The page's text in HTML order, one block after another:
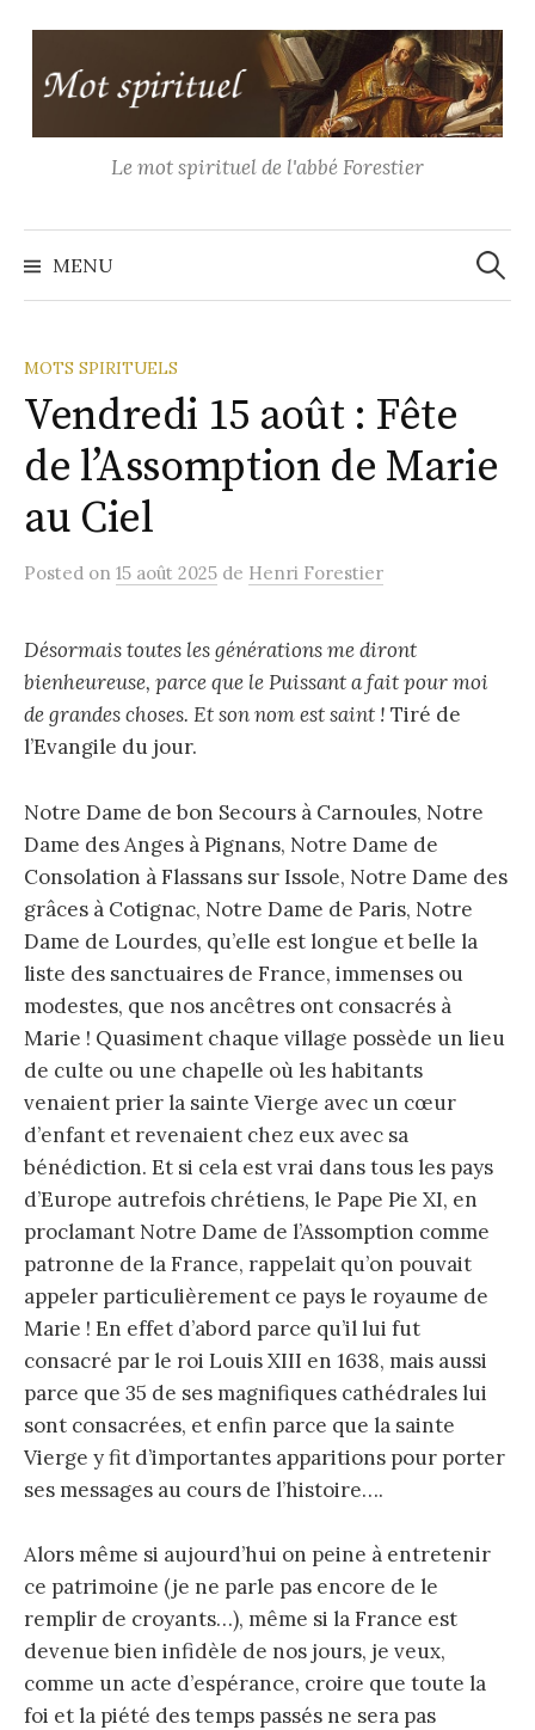
contenu
Le mot spirituel de l'abbé Forestier
MENU
MOTS SPIRITUELS
Vendredi 15 août : Fête
de l’Assomption de Marie
au Ciel
Posted on 15 août 2025 de Henri Forestier
Désormais toutes les générations me diront
bienheureuse, parce que le Puissant a fait pour moi
de grandes choses. Et son nom est saint ! Tiré de
l’Evangile du jour.
Notre Dame de bon Secours à Carnoules, Notre
Dame des Anges à Pignans, Notre Dame de
Consolation à Flassans sur Issole, Notre Dame des
grâces à Cotignac, Notre Dame de Paris, Notre
Dame de Lourdes, qu’elle est longue et belle la
liste des sanctuaires de France, immenses ou
modestes, que nos ancêtres ont consacrés à
Marie ! Quasiment chaque village possède un lieu
de culte ou une chapelle où les habitants
venaient prier la sainte Vierge avec un cœur
d’enfant et revenaient chez eux avec sa
bénédiction. Et si cela est vrai dans tous les pays
d’Europe autrefois chrétiens, le Pape Pie XI, en
proclamant Notre Dame de l’Assomption comme
patronne de la France, rappelait qu’on pouvait
appeler particulièrement ce pays le royaume de
Marie ! En effet d’abord parce qu’il lui fut
consacré par le roi Louis XIII en 1638, mais aussi
parce que 35 de ses magnifiques cathédrales lui
sont consacrées, et enfin parce que la sainte
Vierge y fit d’importantes apparitions pour porter
ses messages au cours de l’histoire….
Alors même si aujourd’hui on peine à entretenir
ce patrimoine (je ne parle pas encore de le
remplir de croyants…), même si la France est
devenue bien infidèle de nos jours, je veux,
comme un acte d’espérance, croire que toute la
foi et la piété des temps passés ne sera pas